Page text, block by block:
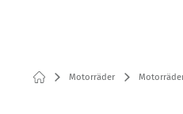
Motorräder